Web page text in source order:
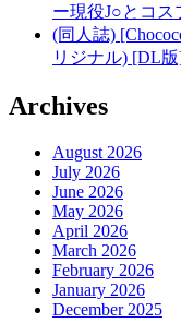
ー現役J○とコス
(同人誌)
リジナル) [DL
Archives
August 2026
July 2026
June 2026
May 2026
April 2026
March 2026
February 2026
January 2026
December 2025